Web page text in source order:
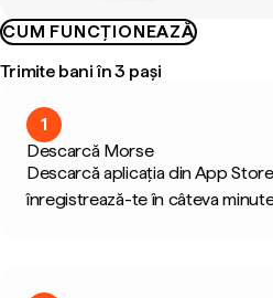
CUM FUNCȚIONEAZĂ
Trimite bani în 3 pași
1
Descarcă Morse
Descarcă aplicația din App
înregistrează-te în câteva